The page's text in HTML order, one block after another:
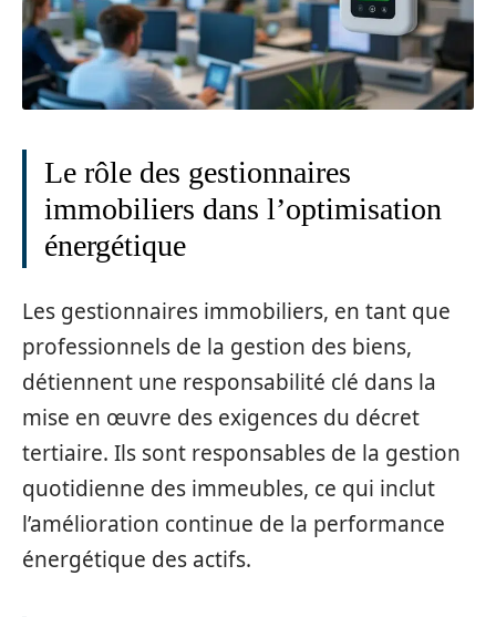
Le rôle des gestionnaires
immobiliers dans l’optimisation
énergétique
Les gestionnaires immobiliers, en tant que
professionnels de la gestion des biens,
détiennent une responsabilité clé dans la
mise en œuvre des exigences du décret
tertiaire. Ils sont responsables de la gestion
quotidienne des immeubles, ce qui inclut
l’amélioration continue de la performance
énergétique des actifs.